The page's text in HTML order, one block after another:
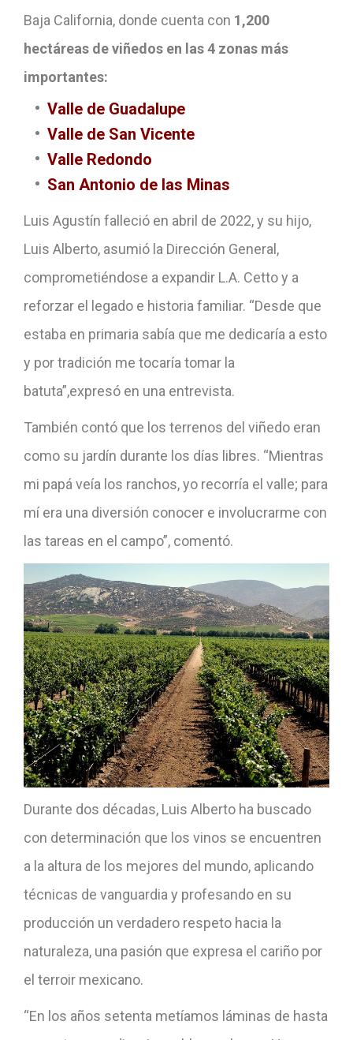
Baja California, donde cuenta con 1,200
hectáreas de viñedos en las 4 zonas más
importantes:
Valle de Guadalupe
Valle de San Vicente
Valle Redondo
San Antonio de las Minas
Luis Agustín falleció en abril de 2022, y su hijo,
Luis Alberto, asumió la Dirección General,
comprometiéndose a expandir L.A. Cetto y a
reforzar el legado e historia familiar. “Desde que
estaba en primaria sabía que me dedicaría a esto
y por tradición me tocaría tomar la
batuta”,expresó en una entrevista.
También contó que los terrenos del viñedo eran
como su jardín durante los días libres. “Mientras
mi papá veía los ranchos, yo recorría el valle; para
mí era una diversión conocer e involucrarme con
las tareas en el campo”, comentó.
Durante dos décadas, Luis Alberto ha buscado
con determinación que los vinos se encuentren
a la altura de los mejores del mundo, aplicando
técnicas de vanguardia y profesando en su
producción un verdadero respeto hacia la
naturaleza, una pasión que expresa el cariño por
el terroir mexicano.
“En los años setenta metíamos láminas de hasta